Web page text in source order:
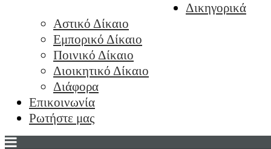
Δικηγορικά
Αστικό Δίκαιο
Εμπορικό Δίκαιο
Ποινικό Δίκαιο
Διοικητικό Δίκαιο
Διάφορα
Επικοινωνία
Ρωτήστε μας